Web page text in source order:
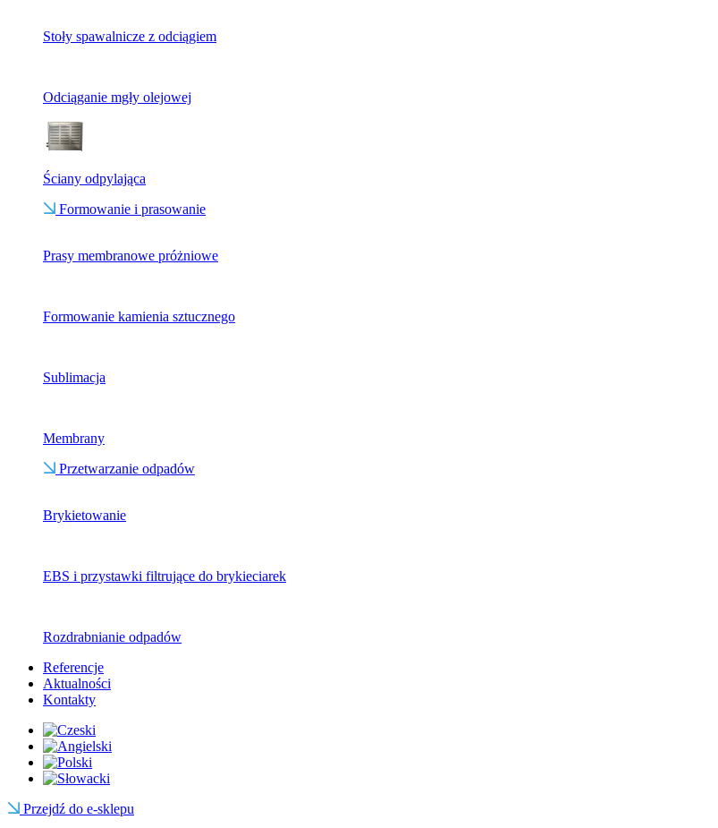
Stoły spawalnicze z odciągiem
Odciąganie mgły olejowej
Ściany odpylająca
Formowanie i prasowanie
Prasy membranowe próżniowe
Formowanie kamienia sztucznego
Sublimacja
Membrany
Przetwarzanie odpadów
Brykietowanie
EBS i przystawki filtrujące do brykieciarek
Rozdrabnianie odpadów
Referencje
Aktualności
Kontakty
Przejdź do e-sklepu